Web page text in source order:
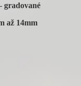
gradované
až 14mm